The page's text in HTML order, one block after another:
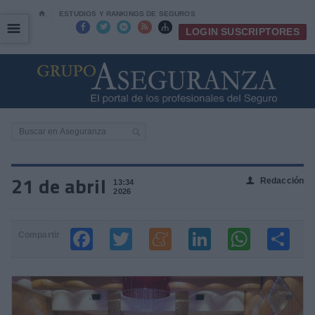
⌂ ESTUDIOS Y RANKINGS DE SEGUROS
     LOGIN SUSCRIPTORES
☰
☰
21 de abril
13:34
2026
👤 Redacción